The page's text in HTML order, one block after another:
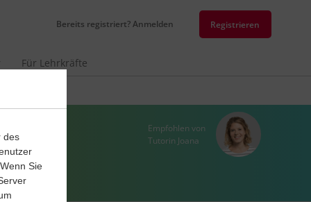
Bereits registriert? Anmelden Registrieren
Für Lehrkräfte
Empfohlen von
Tutorin Joana
des
Sie